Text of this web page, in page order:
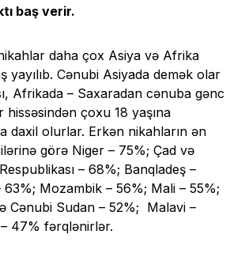
baş verir.
daha çox Asiya və Afrika
yayılıb. Cənubi Asiyada demək olar
Afrikada – Saxaradan cənuba gənc
hissəsindən çoxu 18 yaşına
daxil olurlar. Erkən nikahların ən
görə Niger – 75%; Çad və
– 68%; Banqladeş –
63%; Mozambik – 56%; Mali – 55%;
Cənubi Sudan – 52%; Malavi –
47% fərqlənirlər.